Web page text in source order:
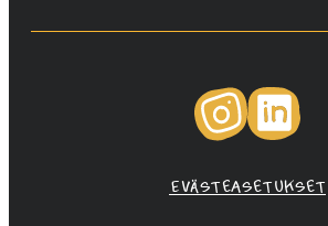
Instagram
Evästeasetukset